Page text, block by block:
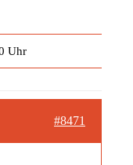
Uhr
#8471